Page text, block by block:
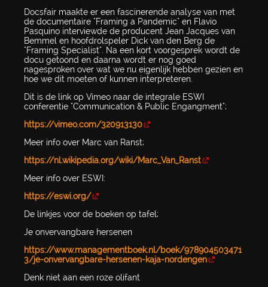
Docsfair maakte er een fascinerende analyse van met
de documentaire "Framing a Pandemic" en Flavio
Pasquino interviewde de producent Jean Jacques van
Bemmel en hoofdrolspeler Dick van den Berg de
"Framing Specialist". Na een kort voorgesprek wordt de
docu getoond en daarna wordt er nog goed
nagesproken over wat we nu eigenlijk hebben gezien en
hoe we dit moeten of kunnen interpreteren.
Dit is de link op Vimeo naar de integrale ESWI
conferentie "Communication & Public Engangment";
https://vimeo.com/320913130
Meer info over Marc van Ranst;
https://nl.wikipedia.org/wiki/Marc_Van_Ranst
Meer info over ESWI:
https://eswi.org/
De linkjes voor de boeken op tafel;
Je onvervangbare hersenen
https://www.managementboek.nl/boek/978904503471
3/je-onvervangbare-hersenen-kaja-nordengen
Denk niet aan een roze olifant